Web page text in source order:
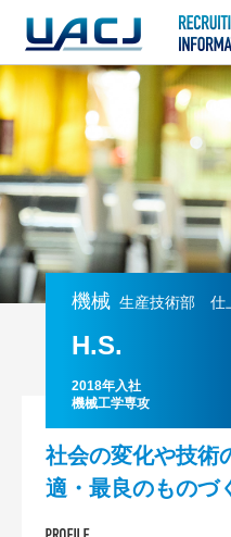
機械 生産技術部 仕
H.S.
2018年入社
機械工学専攻
社会の変化や技術
適・最良のものづ